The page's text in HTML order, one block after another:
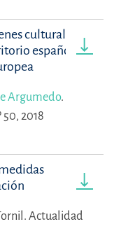
culturales que
español o de
Argumedo.
2018
Actualidad